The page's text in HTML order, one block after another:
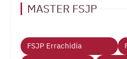
MASTER FSJP
FSJP Errachidia